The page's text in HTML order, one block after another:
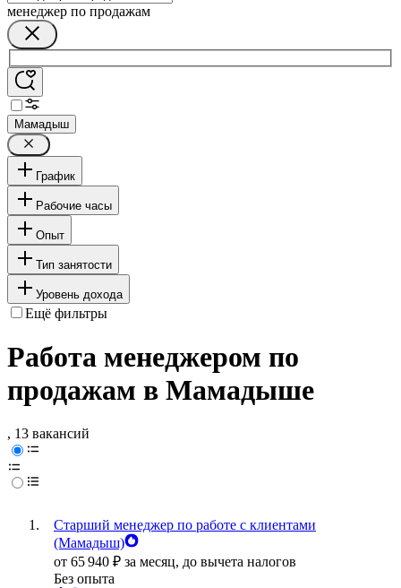
менеджер по продажам
Мамадыш
График
Рабочие часы
Опыт
Тип занятости
Уровень дохода
Ещё фильтры
Работа менеджером по
продажам в Мамадыше
, 13 вакансий
Старший менеджер по работе с клиентами
(Мамадыш)
от 65 940 ₽ за месяц, до вычета налогов
Без опыта